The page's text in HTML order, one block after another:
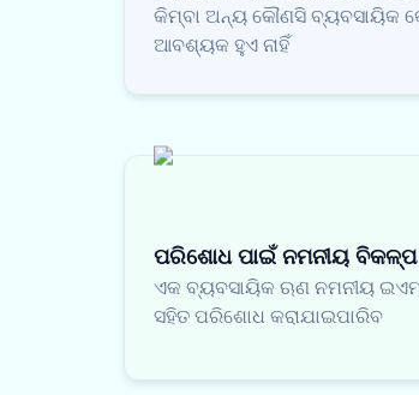
କିମ୍ବା ଅନ୍ୟ କୌଣସି ବ୍ୟବସାୟିକ
ଆବଶ୍ୟକ ହୁଏ ନାହିଁ
ପରିଶୋଧ ପାଇଁ ନମନୀୟ ବିକଳ୍ପ
ଏକ ବ୍ୟବସାୟିକ ଋଣ ନମନୀୟ
ସହିତ ପରିଶୋଧ କରାଯାଇପାରିବ